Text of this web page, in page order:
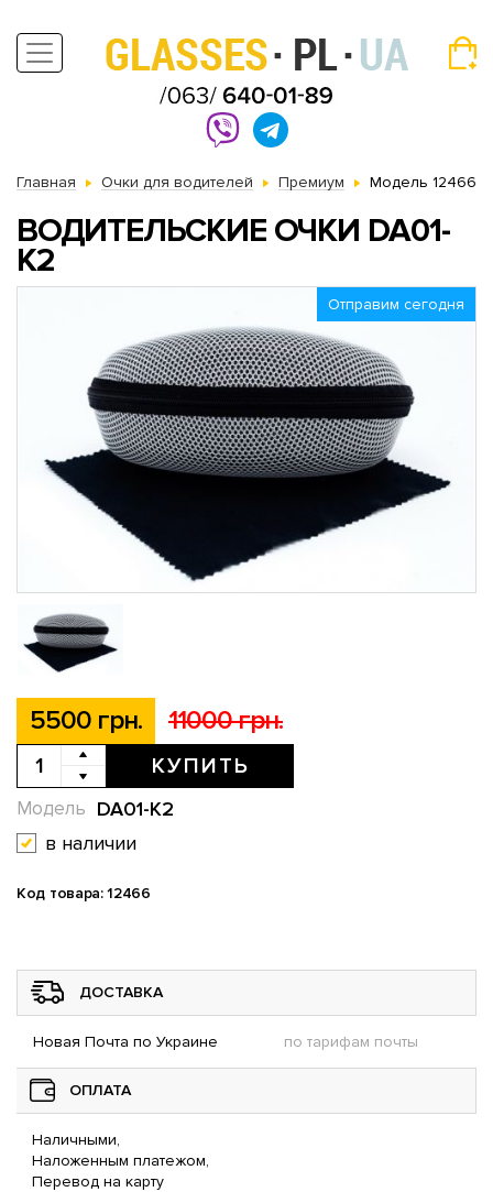
Главная Очки для водителей Премиум Модель 12466
ВОДИТЕЛЬСКИЕ ОЧКИ DA01-
K2
Отправим сегодня
5500 грн. 11000 грн.
КУПИТЬ
DA01-K2
Модель
в наличии
Код товара: 12466
ДОСТАВКА
Новая Почта по Украине по тарифам почты
ОПЛАТА
Наличными,
Наложенным платежом,
Перевод на карту